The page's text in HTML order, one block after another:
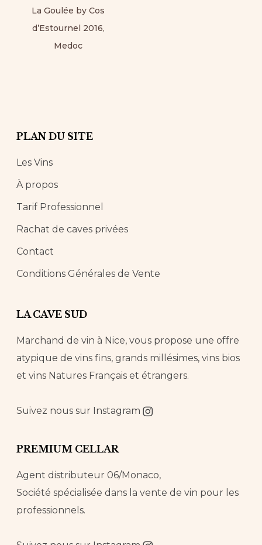
La Goulée by Cos
d’Estournel 2016,
Medoc
PLAN DU SITE
Les Vins
À propos
Tarif Professionnel
Rachat de caves privées
Contact
Conditions Générales de Vente
LA CAVE SUD
Marchand de vin à Nice, vous propose une offre
atypique de vins fins, grands millésimes, vins bios
et vins Natures Français et étrangers.
Suivez nous sur Instagram
PREMIUM CELLAR
Agent distributeur 06/Monaco,
Société spécialisée dans la vente de vin pour les
professionnels.